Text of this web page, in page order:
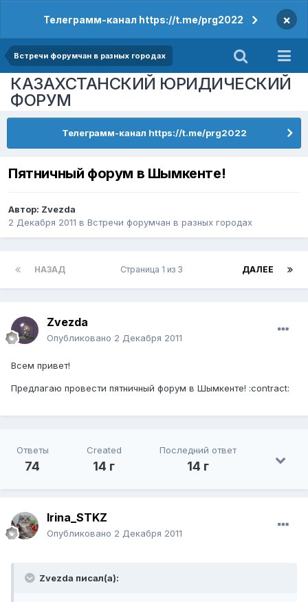
Телеграмм-канал https://t.me/prg2022 ×
Встречи форумчан в разных городах
КАЗАХСТАНСКИЙ ЮРИДИЧЕСКИЙ
ФОРУМ
Телеграмм-канал https://t.me/prg2022
Пятничный форум в Шымкенте!
Автор: Zvezda
2 Декабря 2011 в Встречи форумчан в разных городах
НАЗАД ДАЛЕЕ
Страница 1 из 3
Zvezda
Опубликовано 2 Декабря 2011
Всем привет!
Предлагаю провести пятничный форум в Шымкенте! :contract:
Ответы
74
Created
14 г
Последний ответ
14 г
Irina_STKZ
Опубликовано 2 Декабря 2011
Zvezda писал(а):